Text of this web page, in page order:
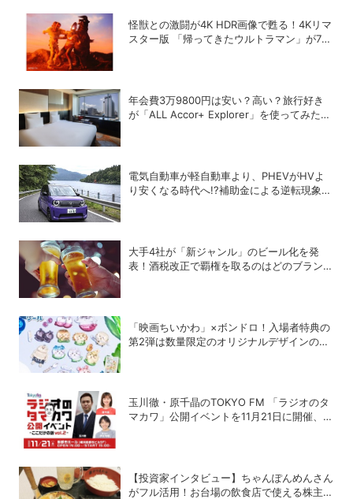
怪獣との激闘が4K HDR画像で甦る！4Kリマ
スター版 「帰ってきたウルトラマン」が7月
年会費3万9800円は安い？高い？旅行好き
が「ALL Accor+ Explorer」を使ってみたら
電気自動車が軽自動車より、PHEVがHVよ
り安くなる時代へ!?補助金による逆転現象に
大手4社が「新ジャンル」のビール化を発
表！酒税改正で覇権を取るのはどのブランド
「映画ちいかわ」×ボンドロ！入場者特典の
第2弾は数量限定のオリジナルデザインのボ
玉川徹・原千晶のTOKYO FM 「ラジオのタ
マカワ」公開イベントを11月21日に開催、ゲ
【投資家インタビュー】ちゃんぽんめんさん
がフル活用！お台場の飲食店で使える株主優